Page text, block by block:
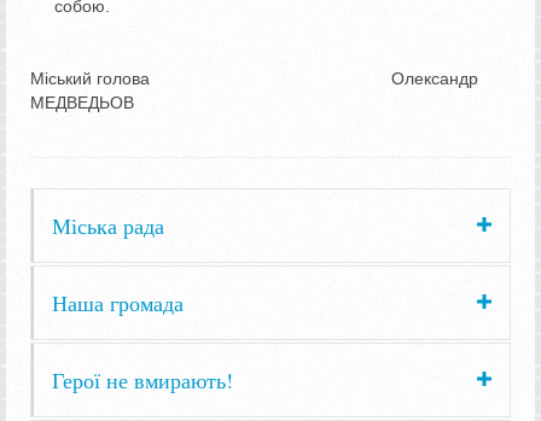
собою.
Міський голова Олександр
МЕДВЕДЬОВ
Міська рада
Наша громада
Герої не вмирають!